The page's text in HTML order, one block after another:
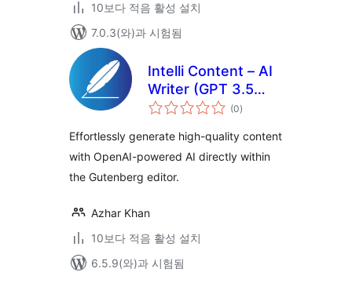
10보다 적음 활성 설치
7.0.3(와)과 시험됨
Intelli Content – AI
Writer (GPT 3.5
Turbo, GPT 4,
(0전
체
점
)
Effortlessly generate high-quality content
with OpenAI-powered AI directly within
the Gutenberg editor.
Azhar Khan
10보다 적음 활성 설치
6.5.9(와)과 시험됨